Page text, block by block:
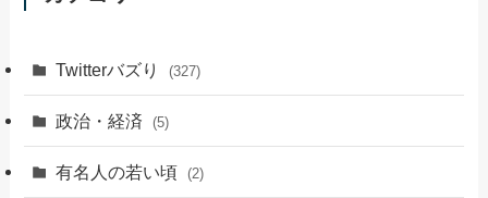
Twitterバズり (327)
政治・経済 (5)
有名人の若い頃 (2)